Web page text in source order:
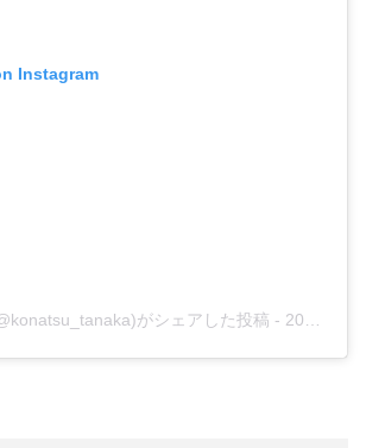
Instagram
がシェアした投稿 - 2018年 9月月13日午後9時28分PDT